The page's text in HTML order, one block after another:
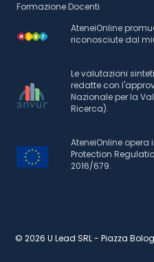
Formazione Docenti
AteneiOnline
riconosciute dal
Le valutazioni
redatte con
Nazionale per la
Ricerca).
AteneiOnline
Protection
2016/679.
© 2026 U Lead SRL - Piazza